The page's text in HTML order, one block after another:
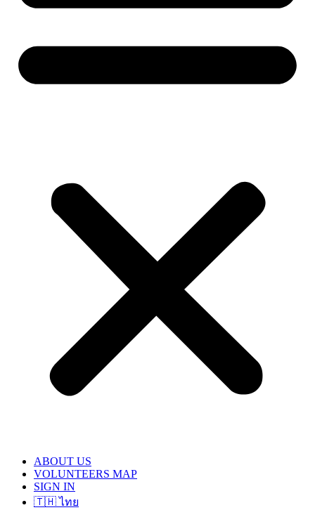
ABOUT US
VOLUNTEERS MAP
SIGN IN
🇹🇭 ไทย